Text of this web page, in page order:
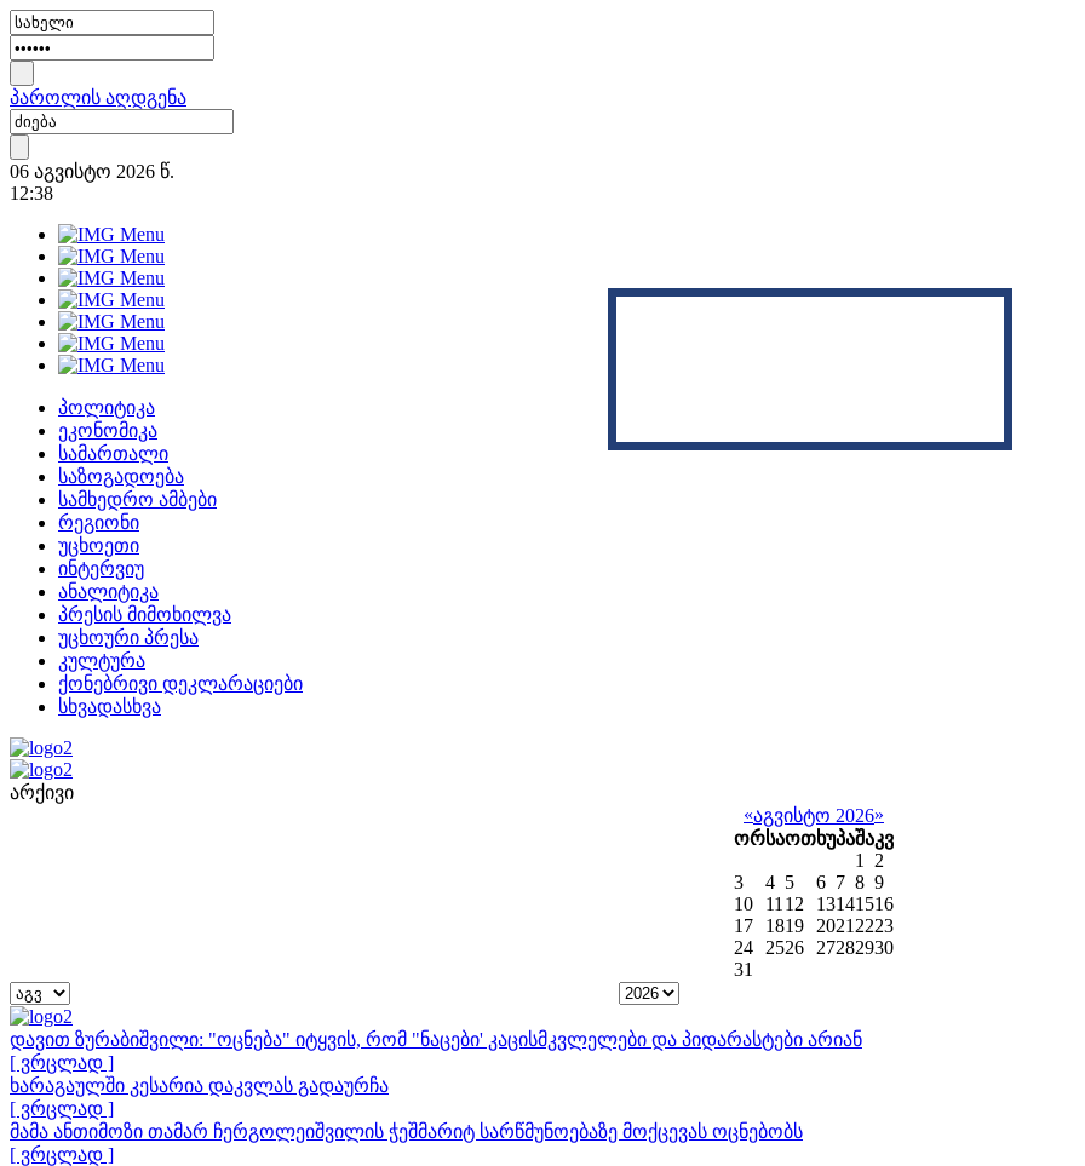
პაროლის აღდგენა
06 აგვისტო 2026 წ.
12:38
პოლიტიკა
ეკონომიკა
სამართალი
საზოგადოება
სამხედრო ამბები
რეგიონი
უცხოეთი
ინტერვიუ
ანალიტიკა
პრესის მიმოხილვა
უცხოური პრესა
კულტურა
ქონებრივი დეკლარაციები
სხვადასხვა
არქივი
«აგვისტო 2026»
ორსაოთხუპაშაკვ
1
2
3
4 5 6 7 8 9
10
11 12 13141516
17
1819 2021 2223
24
2526 27282930
31
დავით ზურაბიშვილი: "ოცნება" იტყვის, რომ "ნაცები' კაცისმკვლელები და პიდარასტები არიან
[ ვრცლად ]
ხარაგაულში კესარია დაკვლას გადაურჩა
[ ვრცლად ]
მამა ანთიმოზი თამარ ჩერგოლეიშვილის ჭეშმარიტ სარწმუნოებაზე მოქცევას ოცნებობს
[ ვრცლად ]